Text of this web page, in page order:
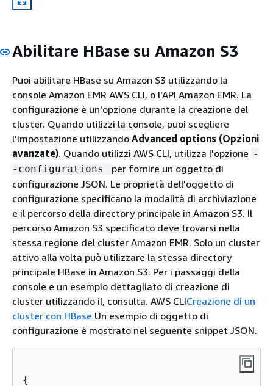
Abilitare HBase su Amazon S3
Puoi abilitare HBase su Amazon S3 utilizzando la
console Amazon EMR AWS CLI, o l'API Amazon EMR. La
configurazione è un'opzione durante la creazione del
cluster. Quando utilizzi la console, puoi scegliere
l'impostazione utilizzando Advanced options (Opzioni
avanzate). Quando utilizzi AWS CLI, utilizza l'opzione -
-configurations
per fornire un oggetto di
configurazione JSON. Le proprietà dell'oggetto di
configurazione specificano la modalità di archiviazione
e il percorso della directory principale in Amazon S3. Il
percorso Amazon S3 specificato deve trovarsi nella
stessa regione del cluster Amazon EMR. Solo un cluster
attivo alla volta può utilizzare la stessa directory
principale HBase in Amazon S3. Per i passaggi della
console e un esempio dettagliato di creazione di
cluster utilizzando il, consulta. AWS CLICreazione di un
cluster con HBase Un esempio di oggetto di
configurazione è mostrato nel seguente snippet JSON.
{